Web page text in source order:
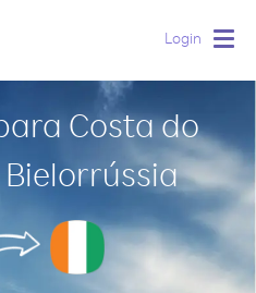
Login
Costa do